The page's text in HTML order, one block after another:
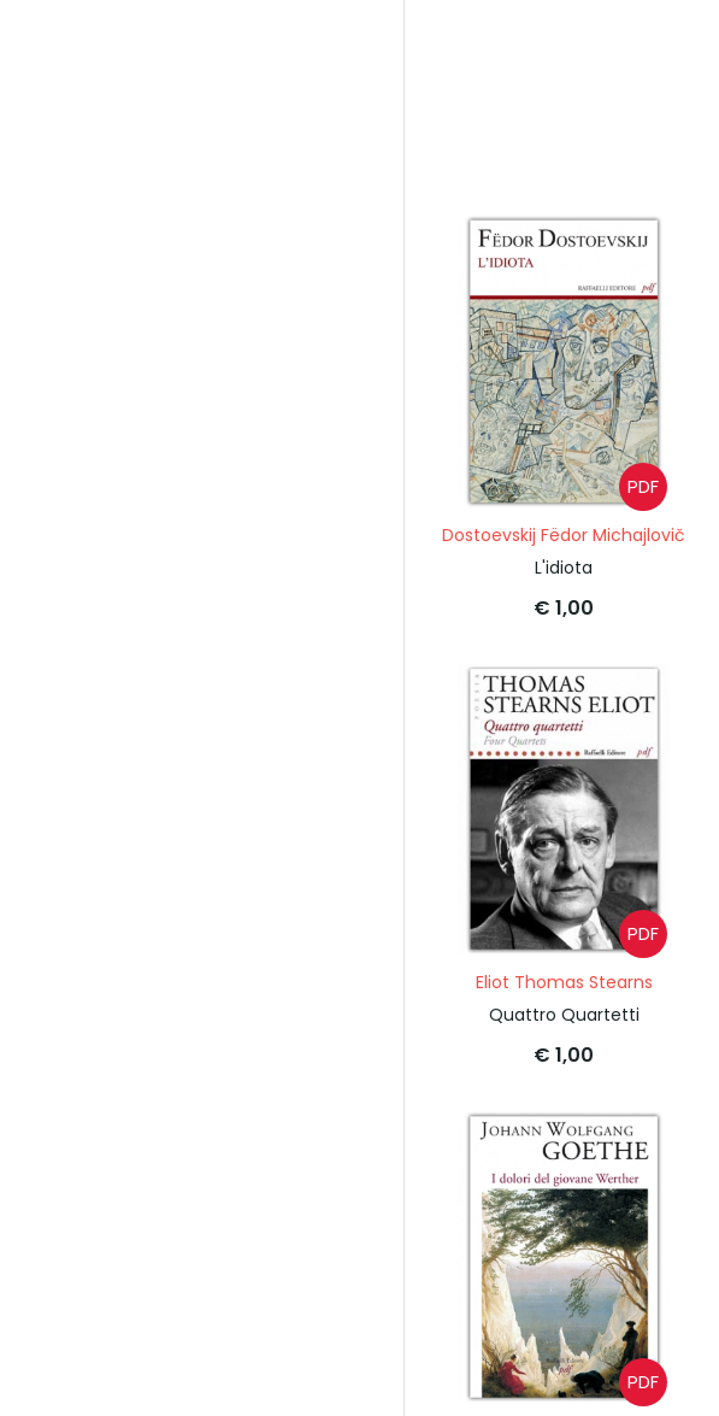
PDF
Dostoevskij Fëdor Michajlovič
L'idiota
€ 1,00
PDF
Eliot Thomas Stearns
Quattro Quartetti
€ 1,00
PDF